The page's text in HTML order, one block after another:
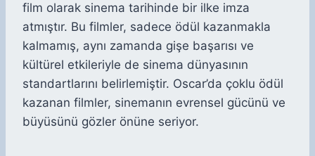
film olarak sinema tarihinde bir ilke imza
atmıştır. Bu filmler, sadece ödül kazanmakla
kalmamış, aynı zamanda gişe başarısı ve
kültürel etkileriyle de sinema dünyasının
standartlarını belirlemiştir. Oscar’da çoklu ödül
kazanan filmler, sinemanın evrensel gücünü ve
büyüsünü gözler önüne seriyor.